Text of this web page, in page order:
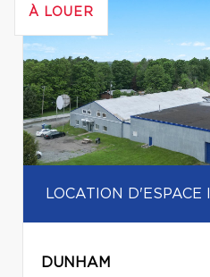
À LOUER
LOCATION D'ESPACE
DUNHAM